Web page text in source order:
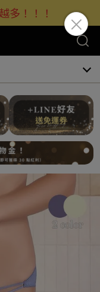
多！！！